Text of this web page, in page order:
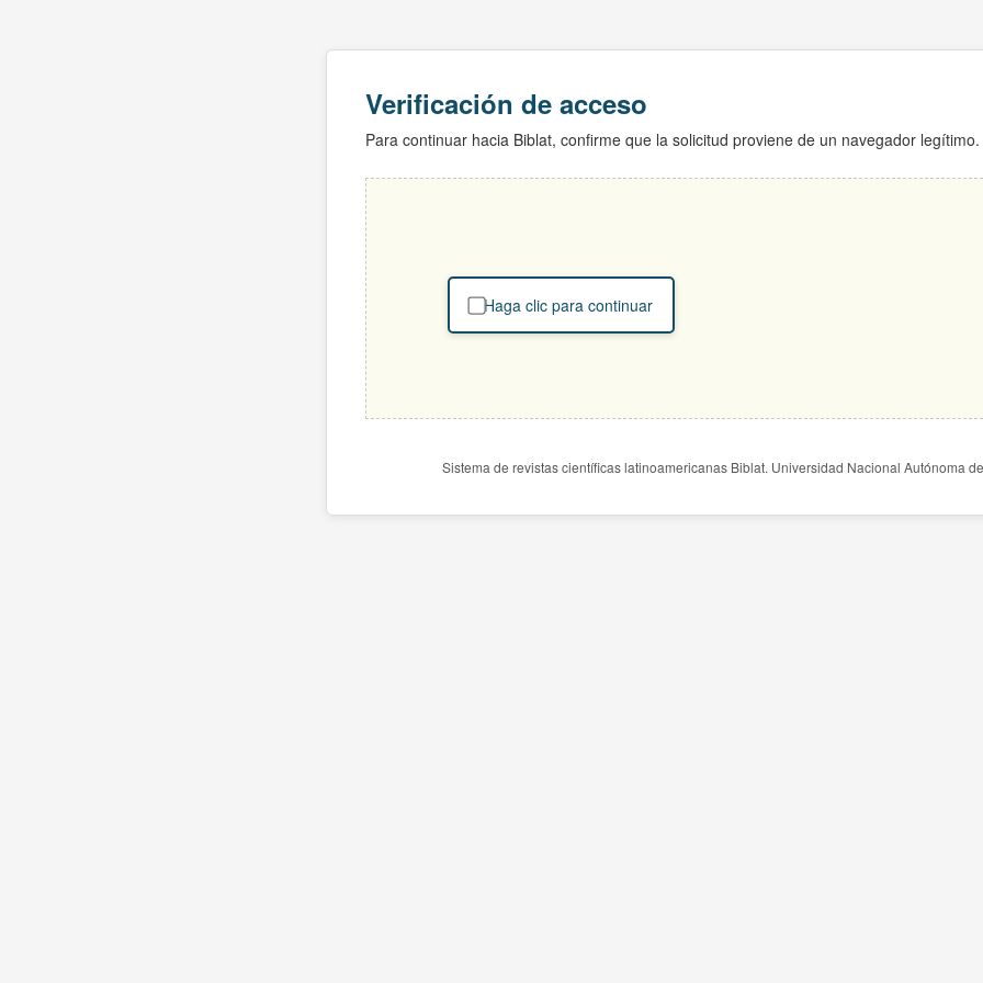
Verificación de acceso
Para continuar hacia Biblat, confirme que la solicitud proviene de un navegador legítimo.
Haga clic para continuar
Sistema de revistas científicas latinoamericanas Biblat. Universidad Nacional Autónoma